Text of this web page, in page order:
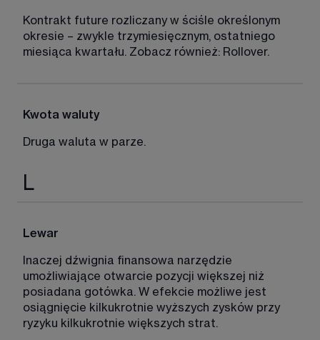
Kontrakt future rozliczany w ściśle określonym
okresie – zwykle trzymiesięcznym, ostatniego
miesiąca kwartału. Zobacz również: Rollover.
Kwota waluty
Druga waluta w parze.
L
Lewar
Inaczej dźwignia finansowa narzędzie
umożliwiające otwarcie pozycji większej niż
posiadana gotówka. W efekcie możliwe jest
osiągnięcie kilkukrotnie wyższych zysków przy
ryzyku kilkukrotnie większych strat.